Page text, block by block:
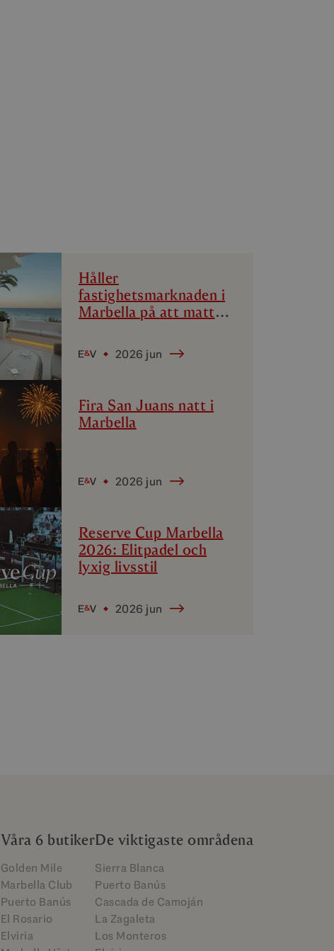
Håller
fastighetsmarknaden i
Marbella på att mattas
Marbellas lyxiga
delmarknader
2026 jun
Fira San Juans natt i
Marbella
2026 jun
Reserve Cup Marbella
2026: Elitpadel och
lyxig livsstil
2026 jun
Våra 6 butiker
Golden Mile
Marbella Club
Puerto Banús
El Rosario
Elviria
De viktigaste områdena
Sierra Blanca
Puerto Banús
Cascada de Camoján
La Zagaleta
Los Monteros